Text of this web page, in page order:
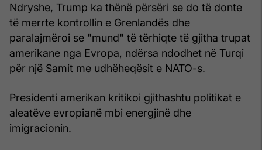
Ndryshe, Trump ka thënë përsëri se do të donte
të merrte kontrollin e Grenlandës dhe
paralajmëroi se "mund" të tërhiqte të gjitha trupat
amerikane nga Evropa, ndërsa ndodhet në Turqi
për një Samit me udhëheqësit e NATO-s.
Presidenti amerikan kritikoi gjithashtu politikat e
aleatëve evropianë mbi energjinë dhe
imigracionin.